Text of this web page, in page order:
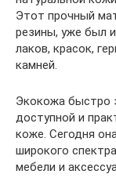
Этот прочный
резины, уже был
лаков, красок,
камней.
Экокожа быстро
доступной и
коже. Сегодня
широкого
мебели и